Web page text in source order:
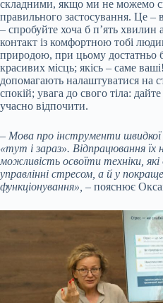
складними, якщо ми не можемо
правильного застосування. Це –
– спробуйте хоча б п’ять хвилин
контакт із комфортною тобі
природою, при цьому достатньо
красивих місць; якісь – саме
допомагають налаштуватися на
спокій; увага до свого тіла:
учасно відпочити.
– Мова про інструменти швидкої
«тут і зараз». Відпрацювання їх
можливість освоїти техніки,
управлінні стресом, а й у
функціонування», – пояснює